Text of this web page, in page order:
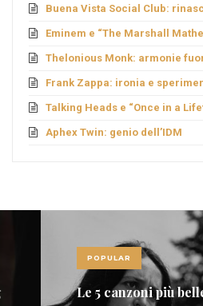
Buena Vista Social Club:
Eminem e “The Marshall
Thelonious Monk: armonie
Frank Zappa: ironia e
Talking Heads e “Once in a
Aphex Twin: genio dell’IDM
POPULAR
Le 5 canzoni più belle di